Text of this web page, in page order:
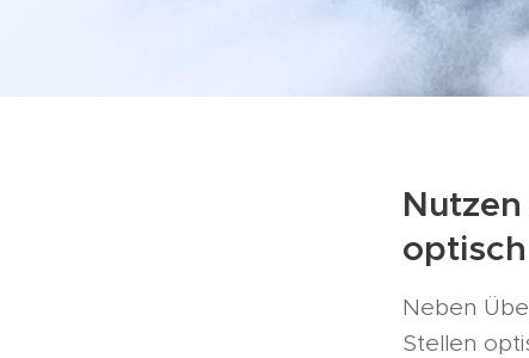
Neben
Stellen